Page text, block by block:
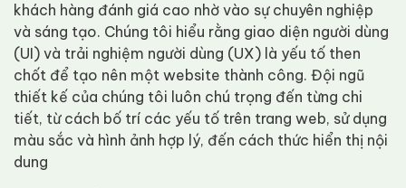
khách hàng đánh giá cao nhờ vào sự chuyên nghiệp
và sáng tạo. Chúng tôi hiểu rằng giao diện người dùng
(UI) và trải nghiệm người dùng (UX) là yếu tố then
chốt để tạo nên một website thành công. Đội ngũ
thiết kế của chúng tôi luôn chú trọng đến từng chi
tiết, từ cách bố trí các yếu tố trên trang web, sử dụng
màu sắc và hình ảnh hợp lý, đến cách thức hiển thị nội
dung